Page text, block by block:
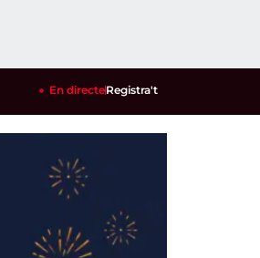
els cultius de la garrofa i l'ametlla
En directeRegistra't